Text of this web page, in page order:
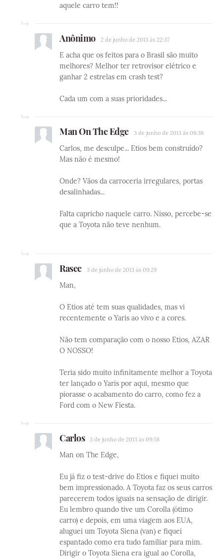
aquele carro tem!!
Anônimo 2 de junho de 2013 às 22:37
E acha que os feitos para o Brasil são muito
melhores? Melhor ter retrovisor elétrico e
ganhar 2 estrelas em crash test?
Cada um com a suas prioridades...
Man On The Edge 3 de junho de 2013 às 08:38
Carlos, me desculpe... Etios bem construído?
Mas não é mesmo!
Onde? Vãos da carroceria irregulares, portas
desalinhadas...
Falta capricho naquele carro. Nisso, percebe-se
que a Toyota não teve nenhum.
Rasec 3 de junho de 2013 às 09:29
Man,
O Etios até tem suas qualidades, mas vi
recentemente o Yaris ao vivo e a cores.
Não tem comparação com o nosso Etios, AZAR
O NOSSO!
Teria sido muito infinitamente melhor a Toyota
ter lançado o Yaris por aqui, mesmo que
piorasse o acabamento do carro, como fez a
Ford com o New Fiesta.
Carlos 3 de junho de 2013 às 09:58
Man on The Edge,
Eu já fiz o test-drive do Etios e fiquei muito
bem impressionado. A Toyota faz os seus carros
parecerem todos iguais na sensação de dirigir.
Eu lembro quando tive um Corolla (ótimo
carro) e depois, em uma viagem aos EUA,
aluguei um Toyota Siena (van) e fiquei
espantado como era tudo familiar para mim.
Dirigir o Toyota Siena era igual ao Corolla,